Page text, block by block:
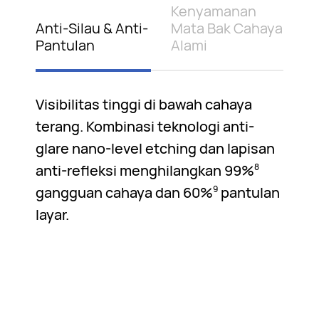
Anti-Silau & Anti-
Pantulan
Kenyamanan
Mata Bak Cahaya
Alami
Visibilitas tinggi di bawah cahaya
terang. Kombinasi teknologi anti-
glare nano-level etching dan lapisan
anti-refleksi menghilangkan 99%8
gangguan cahaya dan 60%9pantulan
layar.